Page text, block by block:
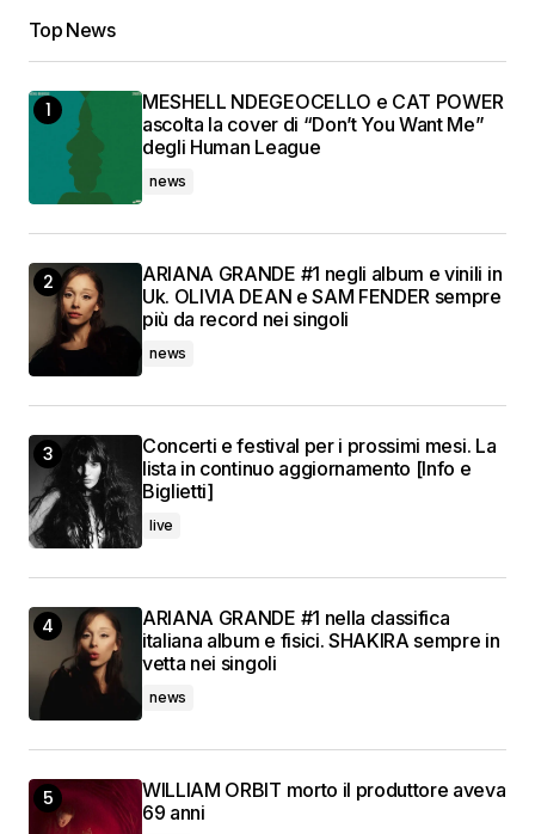
Top News
MESHELL NDEGEOCELLO e CAT POWER
ascolta la cover di “Don’t You Want Me”
degli Human League
news
ARIANA GRANDE #1 negli album e vinili in
Uk. OLIVIA DEAN e SAM FENDER sempre
più da record nei singoli
news
Concerti e festival per i prossimi mesi. La
lista in continuo aggiornamento [Info e
Biglietti]
live
ARIANA GRANDE #1 nella classifica
italiana album e fisici. SHAKIRA sempre in
vetta nei singoli
news
WILLIAM ORBIT morto il produttore aveva
69 anni